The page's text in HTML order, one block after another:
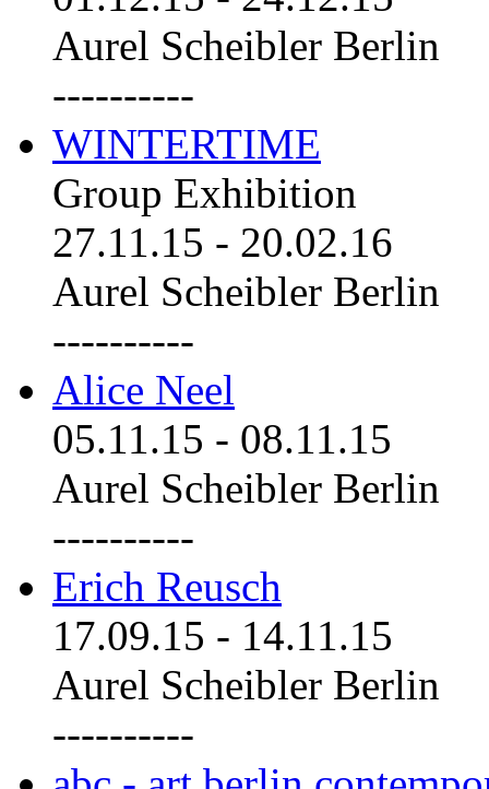
Aurel Scheibler Berlin
----------
WINTERTIME
Group Exhibition
27.11.15 - 20.02.16
Aurel Scheibler Berlin
----------
Alice Neel
05.11.15 - 08.11.15
Aurel Scheibler Berlin
----------
Erich Reusch
17.09.15 - 14.11.15
Aurel Scheibler Berlin
----------